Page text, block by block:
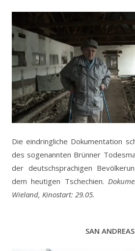
Die eindringliche Dokumentation
des sogenannten Brünner
der deutschsprachigen
dem heutigen Tschechien.
Wieland, Kinostart: 29.05.
SAN ANDREAS